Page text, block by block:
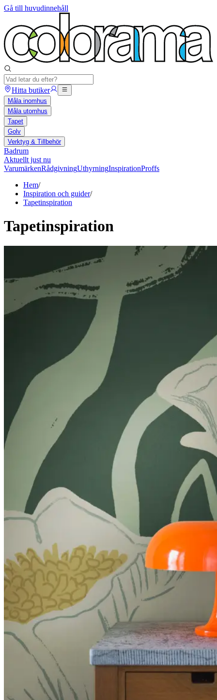
Gå till huvudinnehåll
Hitta butiker
Måla inomhus
Måla utomhus
Tapet
Golv
Verktyg & Tillbehör
Badrum
Aktuellt just nu
VarumärkenRådgivningUthyrningInspirationProffs
Hem/
Inspiration och guider/
Tapetinspiration
Tapetinspiration